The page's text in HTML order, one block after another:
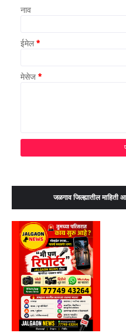
नाव
ईमेल*
मेसेज *
जळगाव जिल्ह्यातील